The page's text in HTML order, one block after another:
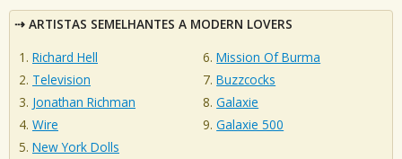
ARTISTAS SEMELHANTES A MODERN LOVERS
Richard Hell
Television
Jonathan Richman
Wire
New York Dolls
Mission Of Burma
Buzzcocks
Galaxie
Galaxie 500